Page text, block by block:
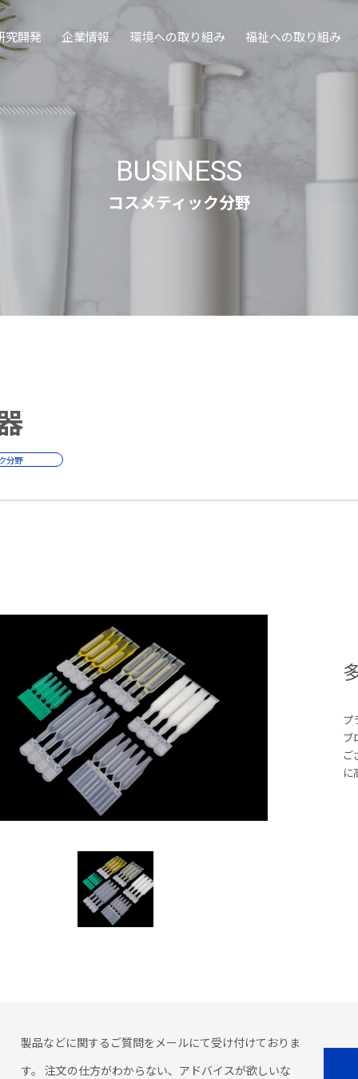
究開発 企業情報 環境への取り組み 福祉への取り組み
BUSINESS
コスメティック分野
分野
プ
ブ
ご
に
製品などに関するご質問をメールにて受け付けておりま
す。 注文の仕方がわからない、アドバイスが欲しいな